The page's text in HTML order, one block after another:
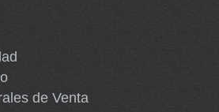
de Venta